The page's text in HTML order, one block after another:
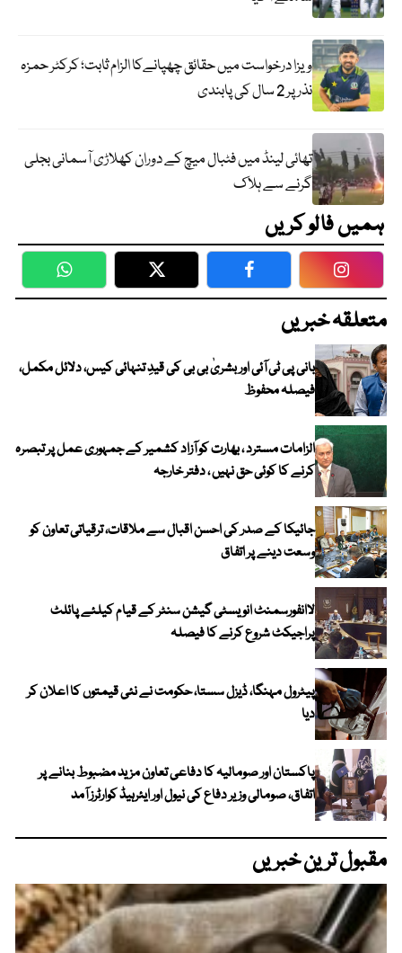
ویزا درخواست میں حقائق چھپانےکا الزام ثابت؛ کرکٹر حمزہ
نذر پر 2 سال کی پابندی
تھائی لینڈ میں فٹبال میچ کے دوران کھلاڑی آسمانی بجلی
گرنے سے ہلاک
ہمیں فالو کریں
WhatsApp Twitter Facebook
متعلقہ خبریں
بانی پی ٹی آئی اور بشریٰ بی بی کی قیدِ تنہائی کیس، دلائل مکمل،
فیصلہ محفوظ
الزامات مسترد ، بھارت کو آزاد کشمیر کے جمہوری عمل پر تبصرہ
کرنے کا کوئی حق نہیں ، دفتر خارجہ
جائیکا کے صدر کی احسن اقبال سے ملاقات، ترقیاتی تعاون کو
وسعت دینے پر اتفاق
لاانفورسمنٹ انویسٹی گیشن سنٹر کے قیام کیلئے پائلٹ
پراجیکٹ شروع کرنے کا فیصلہ
پیٹرول مہنگا، ڈیزل سستا، حکومت نے نئی قیمتوں کا اعلان کر
دیا
پاکستان اور صومالیہ کا دفاعی تعاون مزید مضبوط بنانے پر
اتفاق، صومالی وزیر دفاع کی نیول اور ایئرہیڈ کوارٹرز آمد
مقبول ترین خبریں